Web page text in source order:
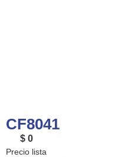
CF8041
$ 0